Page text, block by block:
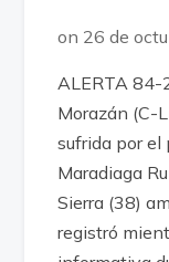
on 26 de
ALERTA 84-
Morazán (C-
sufrida por
Maradiaga
Sierra (38)
registró